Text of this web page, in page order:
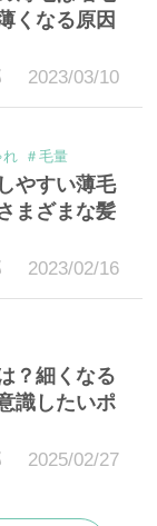
くなる原因
2023/03/10
れ ＃毛量
やすい薄毛
まざまな髪
2023/02/16
？細くなる
識したいポ
2025/02/27